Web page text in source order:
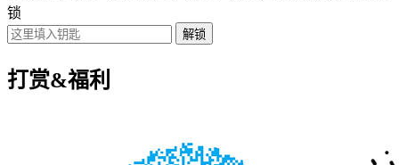
锁
打赏&福利